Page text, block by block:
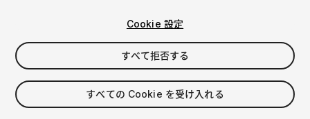
$5
Cookie 設定
すべて拒否する
すべての Cookie を受け入れる